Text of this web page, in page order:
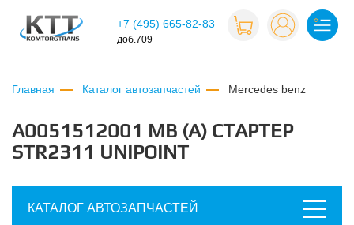
+7 (495) 665-82-83
доб.709
Главная Каталог автозапчастей mercedes benz
A0051512001 MB (A) СТАРТЕР
STR2311 UNIPOINT
КАТАЛОГ АВТОЗАПЧАСТЕЙ